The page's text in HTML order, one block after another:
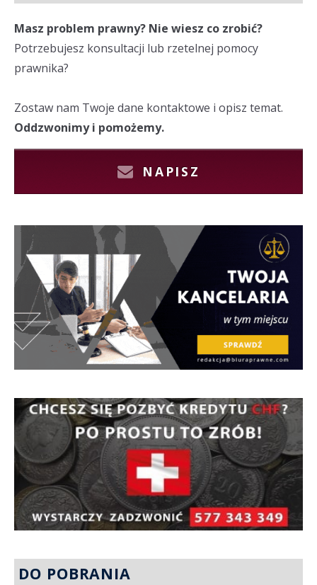
Masz problem prawny? Nie wiesz co zrobić?
Potrzebujesz konsultacji lub rzetelnej pomocy
prawnika?
Zostaw nam Twoje dane kontaktowe i opisz temat.
Oddzwonimy i pomożemy.
NAPISZ
DO POBRANIA